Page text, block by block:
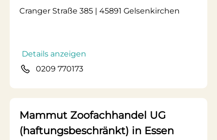
Cranger Straße 385 | 45891 Gelsenkirchen
Details anzeigen
0209 770173
Mammut Zoofachhandel UG
(haftungsbeschränkt) in Essen